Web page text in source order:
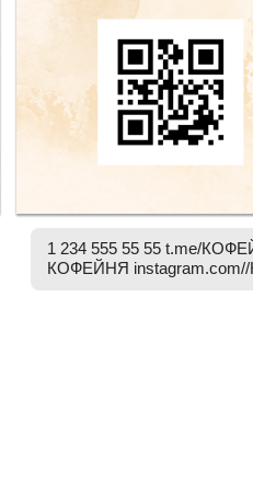
1 234 555 55 55 t.me/
КОФЕЙНЯ